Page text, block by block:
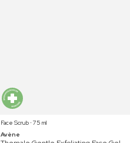
Face Scrub ⋅ 75 ml
Avène